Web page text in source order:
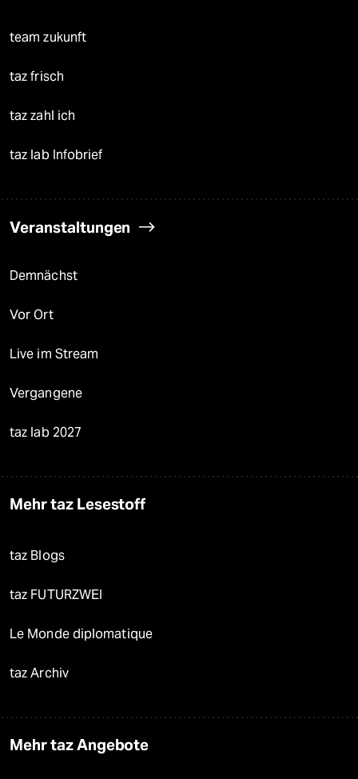
team zukunft
taz frisch
taz zahl ich
taz lab Infobrief
Veranstaltungen
Demnächst
Vor Ort
Live im Stream
Vergangene
taz lab 2027
Mehr taz Lesestoff
taz Blogs
taz FUTURZWEI
Le Monde diplomatique
taz Archiv
Mehr taz Angebote